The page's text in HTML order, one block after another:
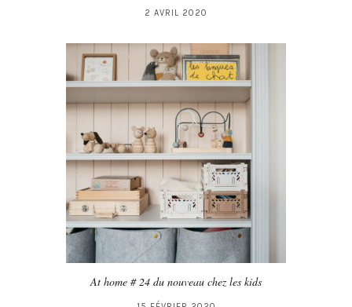
2 AVRIL 2020
At home # 24 du nouveau chez les kids